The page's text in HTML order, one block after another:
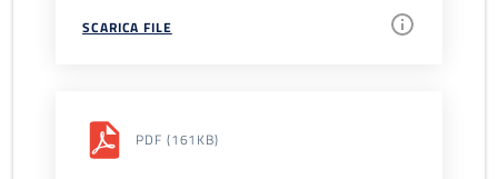
SCARICA FILE
PDF (161KB)